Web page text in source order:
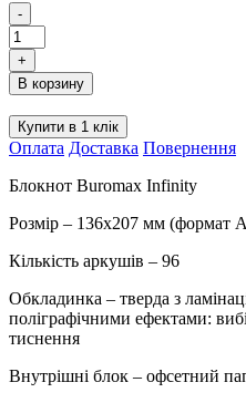
-
Записна
книжка
Buromax
Infinity
A5
96
аркушів
клітинку
255105-
01
BM
чорна
кількість
+
В корзину
Купити в 1 клік
Оплата Доставка Повернення
Блокнот Buromax Infinity
Розмір – 136х207 мм (формат
Кількість аркушів – 96
Обкладинка – тверда з
поліграфічними ефектами:
тиснення
Внутрішні блок – офсетний